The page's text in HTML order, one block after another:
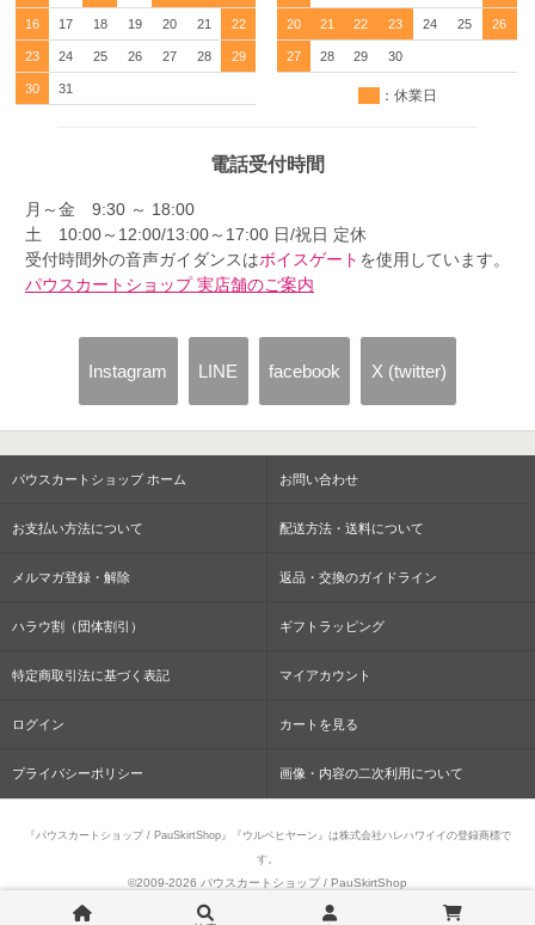
16 17 18 19 20 21 22
23 24 25 26 27 28 29
30 31
20 21 22 23 24 25 26
27 28 29 30
：休業日
電話受付時間
月～金 9:30 ～ 18:00
土 10:00～12:00/13:00～17:00 日/祝日 定休
受付時間外の音声ガイダンスはボイスゲート を使用しています。
パウスカートショップ 実店舗のご案内
Instagram LINE facebook X (twitter)
パウスカートショップ ホーム お問い合わせ
お支払い方法について 配送方法・送料について
メルマガ登録・解除 返品・交換のガイドライン
ハラウ割（団体割引） ギフトラッピング
特定商取引法に基づく表記 マイアカウント
ログイン カートを見る
プライバシーポリシー 画像・内容の二次利用について
『パウスカートショップ / PauSkirtShop』『ウルベヒヤーン』は株式会社ハレハワイイの登録商標で
す。
©2009-2026 パウスカートショップ / PauSkirtShop